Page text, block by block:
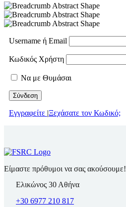
Username ή Email
Κωδικός Χρήστη
Να με Θυμάσαι
Εγγραφείτε |Ξεχάσατε τον Κωδικό;
Είμαστε πρόθυμοι να σας ακούσουμε!
Ελικώνος 30 Αθήνα
+30 6977 210 817